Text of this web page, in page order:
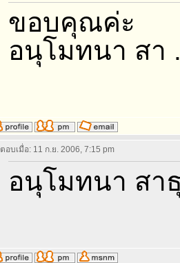
ขอบคุณค่ะ
อนุโมทนา สา
ตอบเมื่อ: 11 ก.ย. 2006, 7:15 pm
อนุโมทนา สา